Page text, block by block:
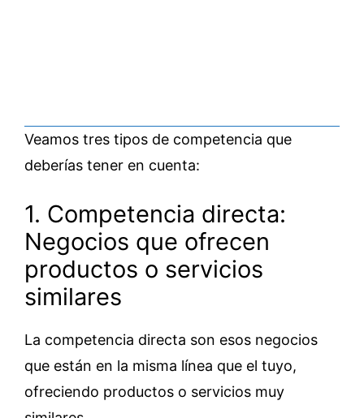
Veamos tres tipos de competencia que
deberías tener en cuenta:
1. Competencia directa:
Negocios que ofrecen
productos o servicios
similares
La competencia directa son esos negocios
que están en la misma línea que el tuyo,
ofreciendo productos o servicios muy